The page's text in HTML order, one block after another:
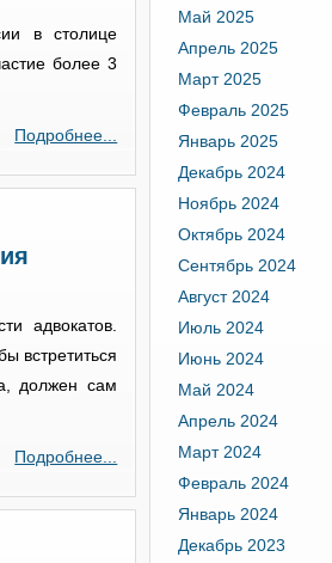
в столице
более 3
Подробнее...
адвокатов.
встретиться
должен сам
Подробнее...
Май 2025
Апрель 2025
Март 2025
Февраль 2025
Январь 2025
Декабрь 2024
Ноябрь 2024
Октябрь 2024
Сентябрь 2024
Август 2024
Июль 2024
Июнь 2024
Май 2024
Апрель 2024
Март 2024
Февраль 2024
Январь 2024
Декабрь 2023